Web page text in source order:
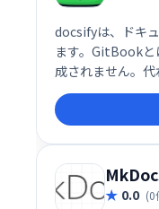
docsifyは、ドキ
ます。GitBook
成されません。
ートにロードし
す。index.htmlを
デプロイするだ
0.0 (0